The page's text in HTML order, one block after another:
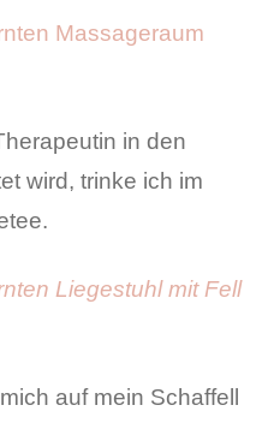
in den
wird, trinke ich im
auf mein Schaffell